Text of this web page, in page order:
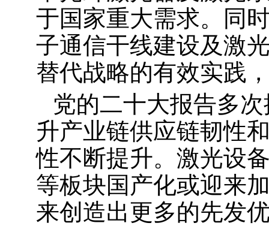
于国家重大需求。同
子通信干线建设及激
替代战略的有效实践
党的二十大报告多
升产业链供应链韧性
性不断提升。激光设
等板块国产化或迎来
来创造出更多的先发